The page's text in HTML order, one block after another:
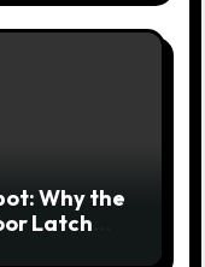
Why the
Latch